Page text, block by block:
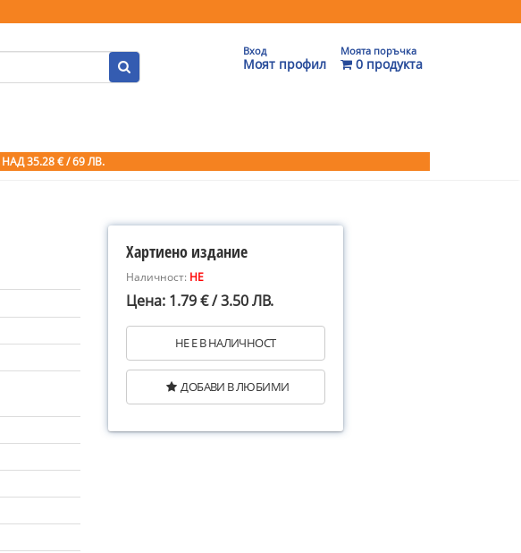
Вход
Моят профил
Моята поръчка
0 продукта
НАД 35.28 € / 69 ЛВ.
Хартиено издание
Наличност: НЕ
Цена: 1.79 € / 3.50 ЛВ.
НЕ Е В НАЛИЧНОСТ
ДОБАВИ В ЛЮБИМИ